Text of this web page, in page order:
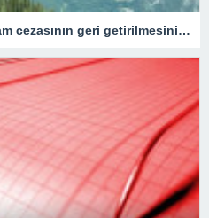
Kanadalıların çoğunluğu idam cezasının geri getirilmesini onaylıyor